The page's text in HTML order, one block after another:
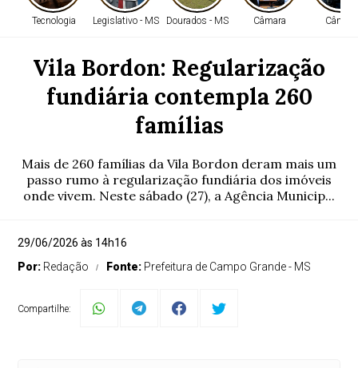
Tecnologia Legislativo - MS Dourados - MS Câmara Câmara
Vila Bordon: Regularização
fundiária contempla 260
famílias
Mais de 260 famílias da Vila Bordon deram mais um
passo rumo à regularização fundiária dos imóveis
onde vivem. Neste sábado (27), a Agência Municip...
29/06/2026 às 14h16
Por: Redação Fonte: Prefeitura de Campo Grande - MS
Compartilhe: